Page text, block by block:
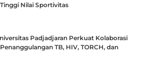
Nilai Sportivitas
Padjadjaran Perkuat Kolaborasi
TB, HIV, TORCH, dan